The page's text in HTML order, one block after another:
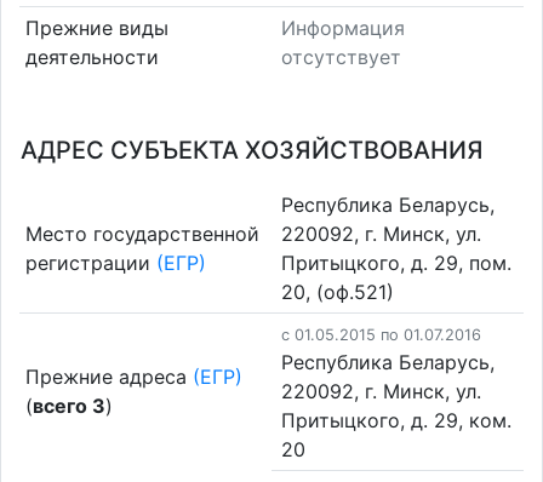
Прежние виды
деятельности
Информация
отсутствует
АДРЕС СУБЪЕКТА ХОЗЯЙСТВОВАНИЯ
Место государственной
регистрации (ЕГР)
Республика Беларусь,
220092, г. Минск, ул.
Притыцкого, д. 29, пом.
20, (оф.521)
Прежние адреса (ЕГР)
(всего 3)
c 01.05.2015 по 01.07.2016
Республика Беларусь,
220092, г. Минск, ул.
Притыцкого, д. 29, ком.
20